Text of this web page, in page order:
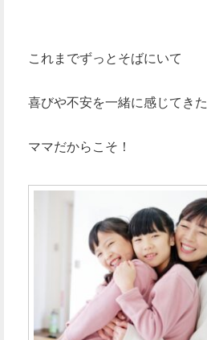
これまでずっとそばにいて
喜びや不安を一緒に感じてきた
ママだからこそ！